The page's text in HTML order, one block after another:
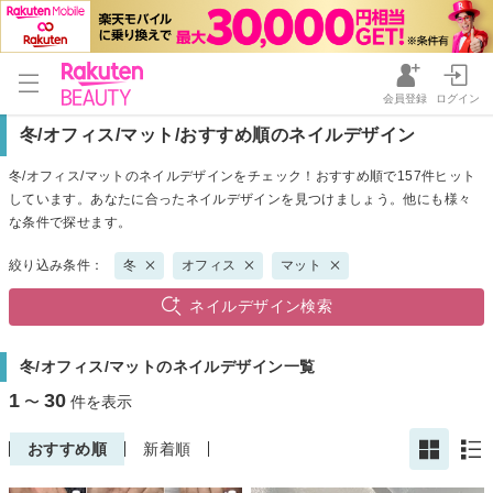
会員登録 ログイン
冬/オフィス/マット/おすすめ順のネイルデザイン
冬/オフィス/マットのネイルデザインをチェック！おすすめ順で157件ヒット
しています。あなたに合ったネイルデザインを見つけましょう。他にも様々
な条件で探せます。
絞り込み条件： 冬 オフィス マット
ネイルデザイン検索
冬/オフィス/マットのネイルデザイン一覧
1 〜 30 件を表示
おすすめ順 新着順